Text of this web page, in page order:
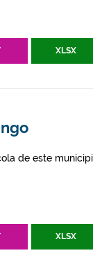
XLSX
de este
XLSX